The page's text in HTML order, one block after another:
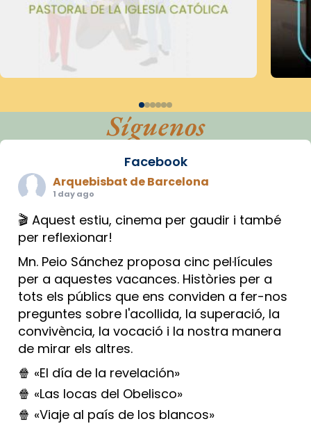
Síguenos
Facebook
Arquebisbat de Barcelona
1 day ago
🎬 Aquest estiu, cinema per gaudir i també
per reflexionar!
Mn. Peio Sánchez proposa cinc pel·lícules
per a aquestes vacances. Històries per a
tots els públics que ens conviden a fer-nos
preguntes sobre l'acollida, la superació, la
convivència, la vocació i la nostra manera
de mirar els altres.
🍿 «El día de la revelación»
🍿 «Las locas del Obelisco»
🍿 «Viaje al país de los blancos»